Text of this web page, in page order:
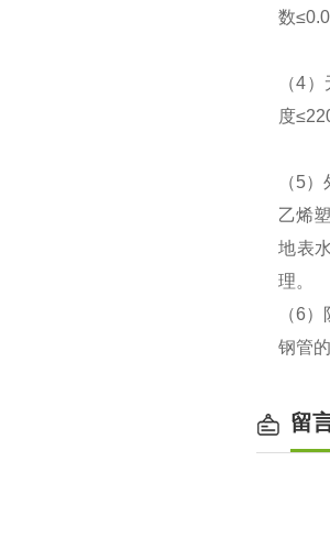
数
（4）
度
（5
乙烯
地表
理。
（6
钢管
留